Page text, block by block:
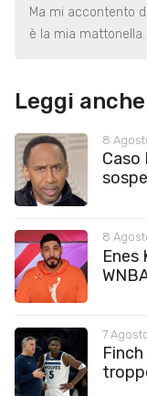
Ma mi accontento
è la mia mattonella.
Leggi anche
8
Caso
8
Enes
7